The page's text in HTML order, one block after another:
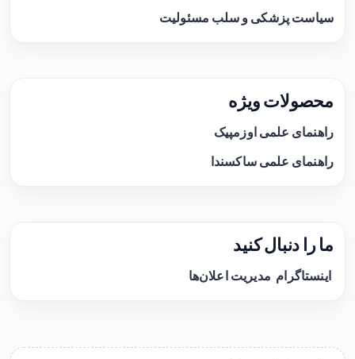
سیاست پزشکی و سلب مسئولیت
محصولات ویژه
راهنمای علمی اوزمپیک
راهنمای علمی ساکسندا
ما را دنبال کنید
اینستاگرام مدیریت اعلان‌ها